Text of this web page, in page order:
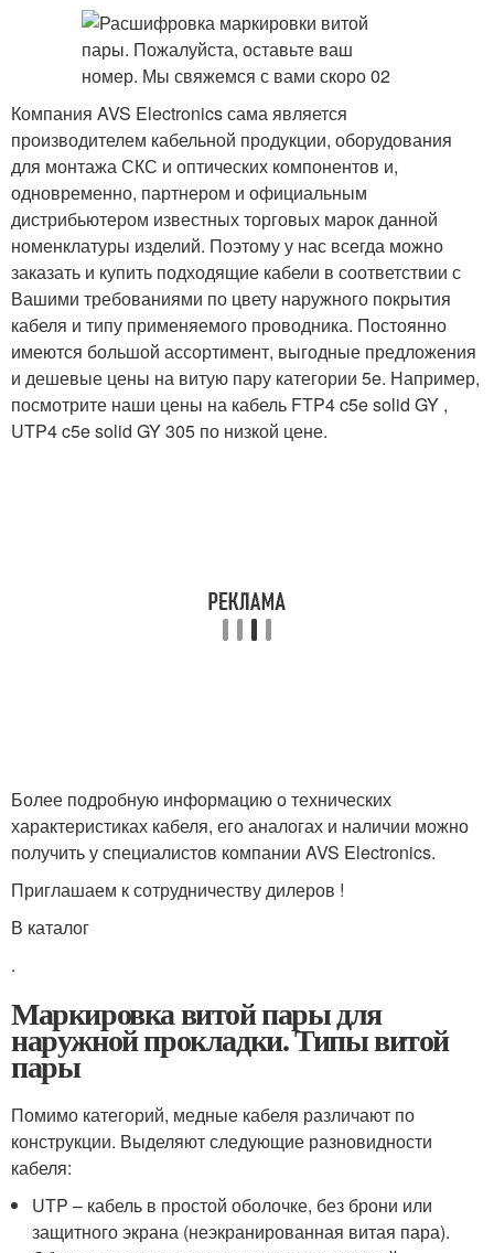
Компания AVS Electronics сама является
производителем кабельной продукции, оборудования
для монтажа СКС и оптических компонентов и,
одновременно, партнером и официальным
дистрибьютером известных торговых марок данной
номенклатуры изделий. Поэтому у нас всегда можно
заказать и купить подходящие кабели в соответствии с
Вашими требованиями по цвету наружного покрытия
кабеля и типу применяемого проводника. Постоянно
имеются большой ассортимент, выгодные предложения
и дешевые цены на витую пару категории 5e. Например,
посмотрите наши цены на кабель FTP4 c5e solid GY ,
UTP4 c5e solid GY 305 по низкой цене.
Более подробную информацию о технических
характеристиках кабеля, его аналогах и наличии можно
получить у специалистов компании AVS Electronics.
Приглашаем к сотрудничеству дилеров !
В каталог
.
Маркировка витой пары для
наружной прокладки. Типы витой
пары
Помимо категорий, медные кабеля различают по
конструкции. Выделяют следующие разновидности
кабеля:
UTP – кабель в простой оболочке, без брони или
защитного экрана (неэкранированная витая пара).